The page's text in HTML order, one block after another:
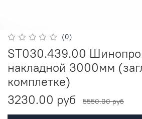
(0)
ST030.439.00
накладной 3000мм
комплетке)
3230.00 руб
5550.00 руб